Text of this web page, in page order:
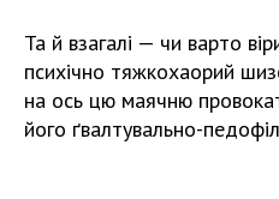
Та й взагалі — чи варто
психічно тяжкохаорий
на ось цю маячню
його ґвалтувально-